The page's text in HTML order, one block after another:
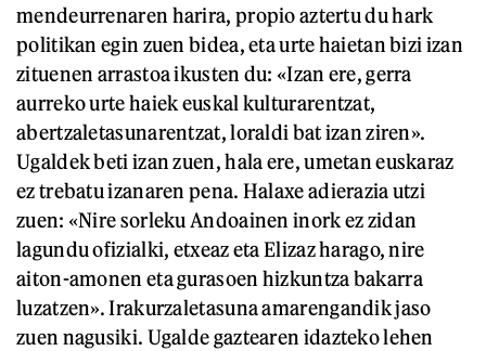
mendeurrenaren harira, propio aztertu du hark
politikan egin zuen bidea, eta urte haietan bizi izan
zituenen arrastoa ikusten du: «Izan ere, gerra
aurreko urte haiek euskal kulturarentzat,
abertzaletasunarentzat, loraldi bat izan ziren».
Ugaldek beti izan zuen, hala ere, umetan euskaraz
ez trebatu izanaren pena. Halaxe adierazia utzi
zuen: «Nire sorleku Andoainen inork ez zidan
lagundu ofizialki, etxeaz eta Elizaz harago, nire
aiton-amonen eta gurasoen hizkuntza bakarra
luzatzen». Irakurzaletasuna amarengandik jaso
zuen nagusiki. Ugalde gaztearen idazteko lehen